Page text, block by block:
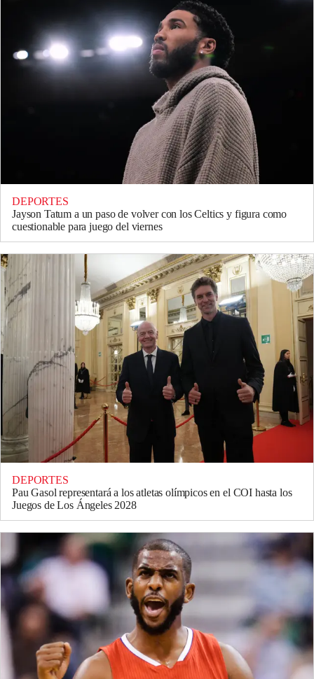
DEPORTES
Jayson Tatum a un paso de volver con los Celtics y figura como
cuestionable para juego del viernes
DEPORTES
Pau Gasol representará a los atletas olímpicos en el COI hasta los
Juegos de Los Ángeles 2028